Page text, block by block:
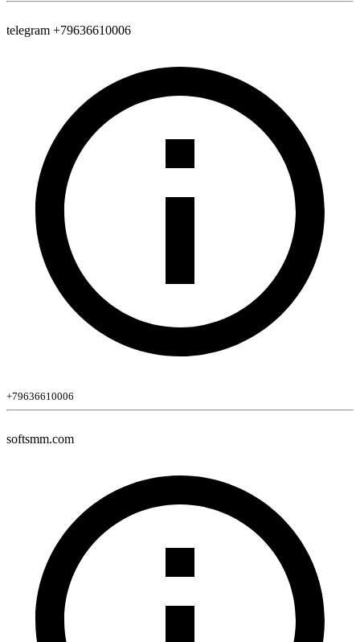
telegram +79636610006
+79636610006
softsmm.com